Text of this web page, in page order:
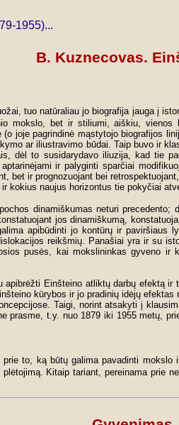
1955)...
B. Kuznecovas.
tuo natūraliau jo biografija įauga į
mokslo, bet ir stiliumi, aiškiu, vienos
joje pagrindinė mąstytojo biografijos
ar iliustravimo būdai. Taip buvo ir
dėl to susidarydavo iliuzija, kad tie
ir palyginti sparčiai
bet ir prognozuojant bei
kokius naujus horizontus tie pokyčiai
dinamiškumas neturi
jos dinamiškumą,
apibūdinti jo kontūrų ir paviršiaus
reikšmių. Panašiai yra ir su
pusės, kai mokslininkas gyveno ir
Einšteino atliktų darbų efektą ir
kūrybos ir jo pradinių idėjų
Taigi, norint atsakyti į
prasme, t.y. nuo 1879 iki 1955 metų,
to, ką būtų galima pavadinti mokslo
Kitaip tariant, pereinama prie